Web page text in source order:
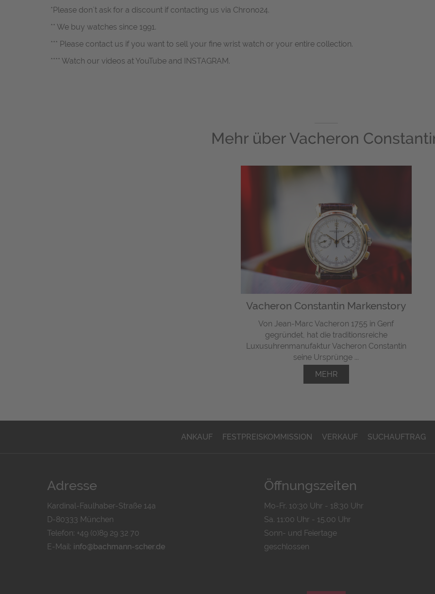
*Please don`t ask for a discount if contacting us via Chrono24.
** We buy watches since 1991.
*** Please contact us if you want to sell your fine wrist watch or your entire collection.
**** Watch our videos at YouTube and INSTAGRAM.
Mehr über Vacheron
Vacheron Constantin Markenstory
Von Jean-Marc Vacheron 1755 in Genf
gegründet, hat die traditionsreiche
Luxusuhrenmanufaktur Vacheron Constantin
seine Ursprünge ...
MEHR
ANKAUF FESTPREISKOMMISSION VERKAUF SUCHAUFTRAG
Adresse
Kardinal-Faulhaber-Straße 14a
D-80333 München
Telefon: +49 (0)89 29 32 70
E-Mail: info@bachmann-scher.de
Öffnungszeiten
Mo-Fr. 10:30 Uhr - 18:30 Uhr
Sa. 11:00 Uhr - 15.00 Uhr
Sonn- und Feiertage
geschlossen